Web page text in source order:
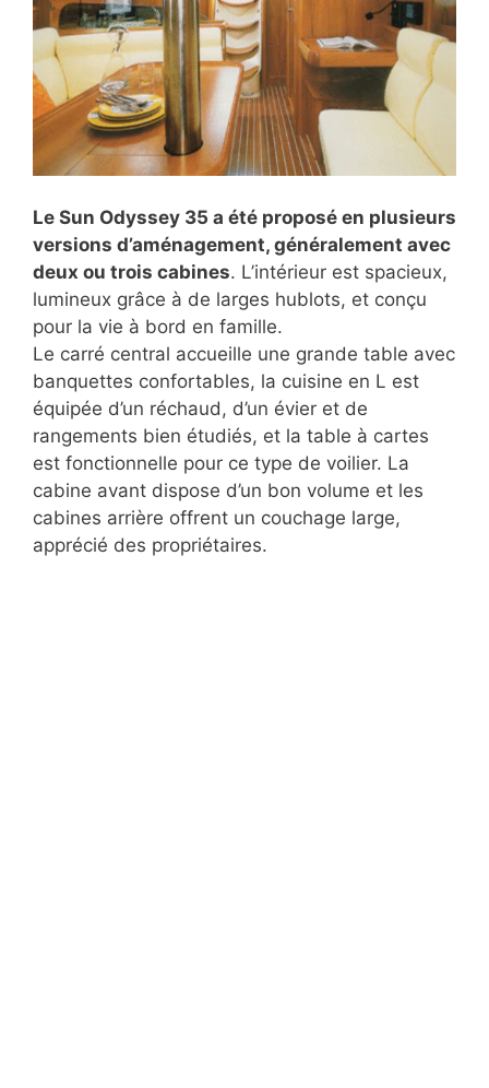
Le Sun Odyssey 35 a été proposé en plusieurs
versions d’aménagement, généralement avec
deux ou trois cabines. L’intérieur est spacieux,
lumineux grâce à de larges hublots, et conçu
pour la vie à bord en famille.
Le carré central accueille une grande table avec
banquettes confortables, la cuisine en L est
équipée d’un réchaud, d’un évier et de
rangements bien étudiés, et la table à cartes
est fonctionnelle pour ce type de voilier. La
cabine avant dispose d’un bon volume et les
cabines arrière offrent un couchage large,
apprécié des propriétaires.